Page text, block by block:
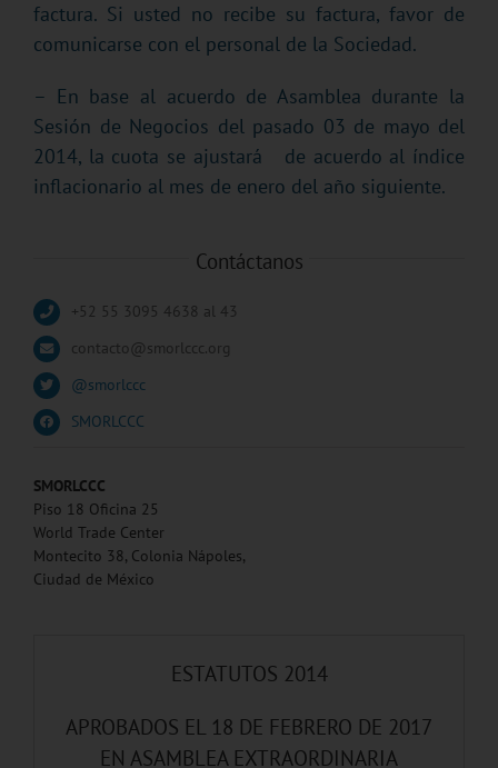
factura. Si usted no recibe su factura, favor de
comunicarse con el personal de la Sociedad.
– En base al acuerdo de Asamblea durante la
Sesión de Negocios del pasado 03 de mayo del
2014, la cuota se ajustará de acuerdo al índice
inflacionario al mes de enero del año siguiente.
Contáctanos
+52 55 3095 4638 al 43
contacto@smorlccc.org
@smorlccc
SMORLCCC
SMORLCCC
Piso 18 Oficina 25
World Trade Center
Montecito 38, Colonia Nápoles,
Ciudad de México
ESTATUTOS 2014
APROBADOS EL 18 DE FEBRERO DE 2017
EN ASAMBLEA EXTRAORDINARIA